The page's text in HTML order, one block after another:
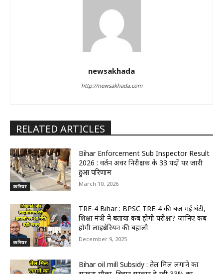
newsakhada
http://newsakhada.com
RELATED ARTICLES
करियर
Bihar Enforcement Sub Inspector Result
2026 : प्रवर्तन अवर निरीक्षक के 33 पदों पर जारी
हुआ परिणाम
March 10, 2026
करियर
TRE-4 Bihar : BPSC TRE-4 की बज गई घंटी,
शिक्षा मंत्री ने बताया कब होगी परीक्षा? जानिए कब
होगी लाइब्रेरियन की बहाली
December 9, 2025
Bihar oil mill Subsidy : तेल मिल लगाने का